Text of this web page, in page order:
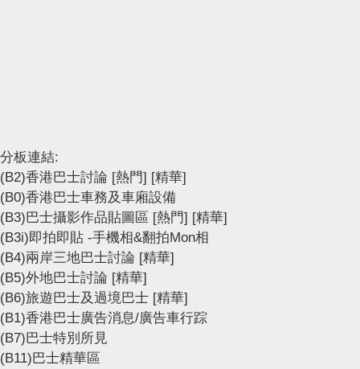
分板連結:
(B2)香港巴士討論 [熱門] [精華]
(B0)香港巴士車務及車廂設備
(B3)巴士攝影作品貼圖區 [熱門] [精華]
(B3i)即拍即貼 -手機相&翻拍Mon相
(B4)兩岸三地巴士討論 [精華]
(B5)外地巴士討論 [精華]
(B6)旅遊巴士及過境巴士 [精華]
(B1)香港巴士廣告消息/廣告車行踪
(B7)巴士特別所見
(B11)巴士精華區